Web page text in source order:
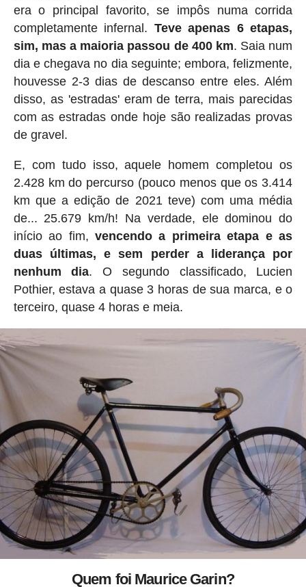
era o principal favorito, se impôs numa corrida
completamente infernal. Teve apenas 6 etapas,
sim, mas a maioria passou de 400 km. Saia num
dia e chegava no dia seguinte; embora, felizmente,
houvesse 2-3 dias de descanso entre eles. Além
disso, as 'estradas' eram de terra, mais parecidas
com as estradas onde hoje são realizadas provas
de gravel.
E, com tudo isso, aquele homem completou os
2.428 km do percurso (pouco menos que os 3.414
km que a edição de 2021 teve) com uma média
de... 25.679 km/h! Na verdade, ele dominou do
início ao fim,vencendo a primeira etapa e as
duas últimas, e sem perder a liderança por
nenhum dia. O segundo classificado, Lucien
Pothier, estava a quase 3 horas de sua marca, e o
terceiro, quase 4 horas e meia.
Quem foi Maurice Garin?